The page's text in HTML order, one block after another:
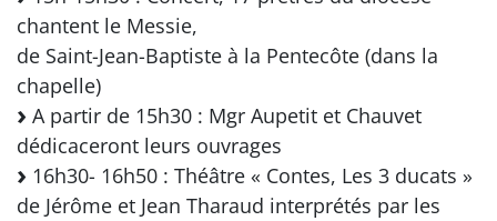
chantent le Messie,
de Saint-Jean-Baptiste à la Pentecôte (dans la
chapelle)
A partir de 15h30 : Mgr Aupetit et Chauvet
dédicaceront leurs ouvrages
16h30- 16h50 : Théâtre « Contes, Les 3 ducats »
de Jérôme et Jean Tharaud interprétés par les